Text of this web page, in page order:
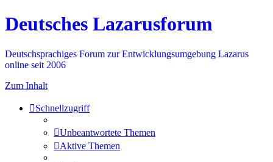
Deutsches Lazarusforum
Deutschsprachiges Forum zur Entwicklungsumgebung Lazarus
online seit 2006
Zum Inhalt
Schnellzugriff
Unbeantwortete Themen
Aktive Themen